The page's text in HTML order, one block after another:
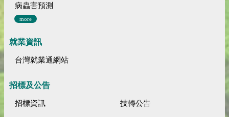
病蟲害預測
more
就業資訊
台灣就業通網站
招標及公告
招標資訊 技轉公告